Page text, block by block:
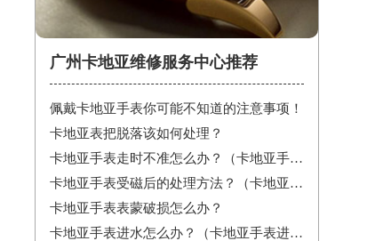
广州卡地亚维修服务中心推荐
佩戴卡地亚手表你可能不知道的注意事项！
卡地亚表把脱落该如何处理？
卡地亚手表走时不准怎么办？（卡地亚手表走时故障解决办法）
卡地亚手表受磁后的处理方法？（卡地亚手表受磁）
卡地亚手表表蒙破损怎么办？
卡地亚手表进水怎么办？（卡地亚手表进水）